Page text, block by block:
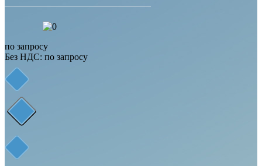
по запросу
Без НДС: по запросу